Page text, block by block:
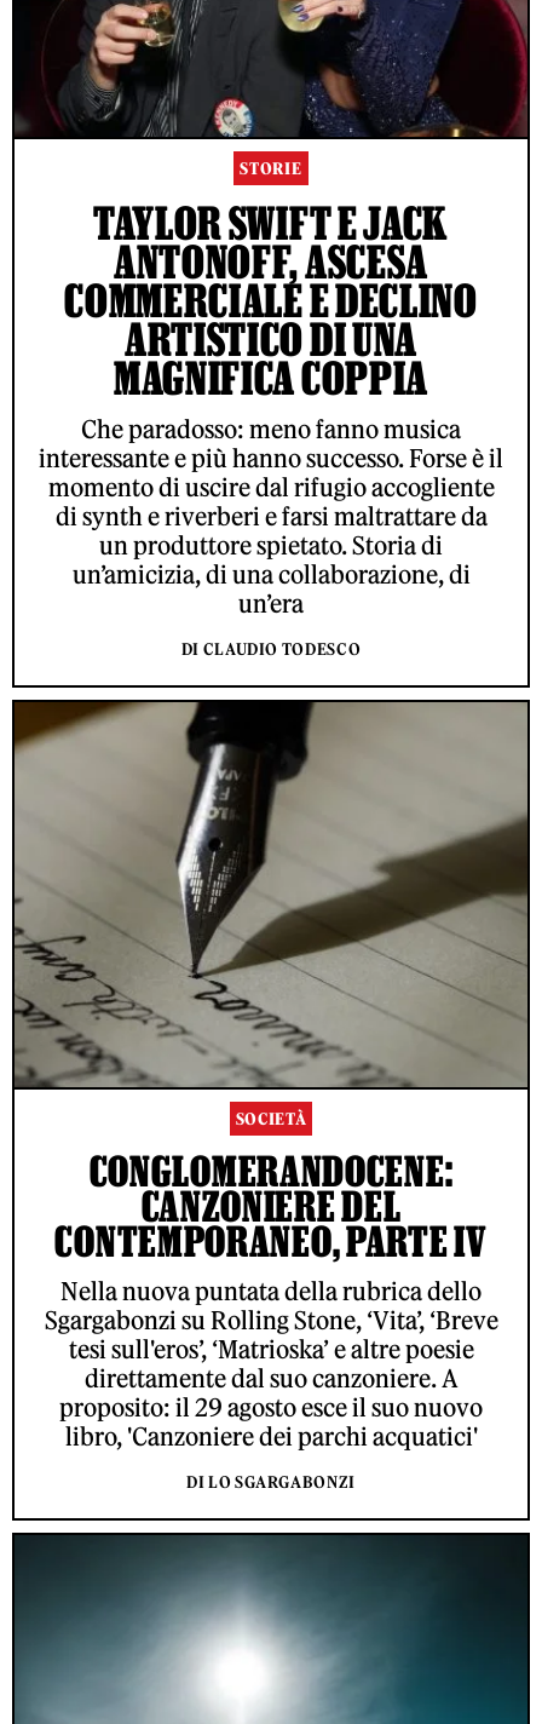
STORIE
TAYLOR SWIFT E JACK
ANTONOFF, ASCESA
COMMERCIALE E DECLINO
ARTISTICO DI UNA
MAGNIFICA COPPIA
Che paradosso: meno fanno musica
interessante e più hanno successo. Forse è il
momento di uscire dal rifugio accogliente
di synth e riverberi e farsi maltrattare da
un produttore spietato. Storia di
un’amicizia, di una collaborazione, di
un’era
DI CLAUDIO TODESCO
SOCIETÀ
CONGLOMERANDOCENE:
CANZONIERE DEL
CONTEMPORANEO, PARTE IV
Nella nuova puntata della rubrica dello
Sgargabonzi su Rolling Stone, ‘Vita’, ‘Breve
tesi sull'eros’, ‘Matrioska’ e altre poesie
direttamente dal suo canzoniere. A
proposito: il 29 agosto esce il suo nuovo
libro, 'Canzoniere dei parchi acquatici'
DI LO SGARGABONZI